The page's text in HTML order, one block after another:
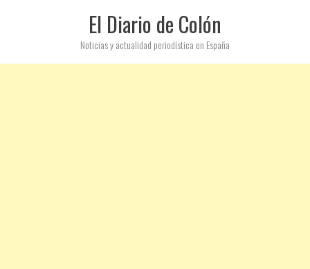
El Diario de Colón
Noticias y actualidad periodística en España